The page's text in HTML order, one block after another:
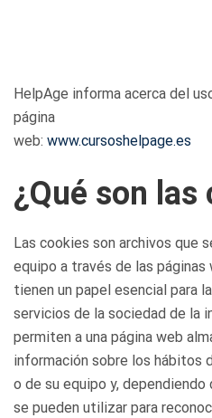
HelpAge informa acerca del
página
web: www.cursoshelpage.es
¿Qué son las
Las cookies son archivos que
equipo a través de las páginas
tienen un papel esencial para
servicios de la sociedad de la
permiten a una página web
información sobre los hábitos
o de su equipo y,
se pueden utilizar para